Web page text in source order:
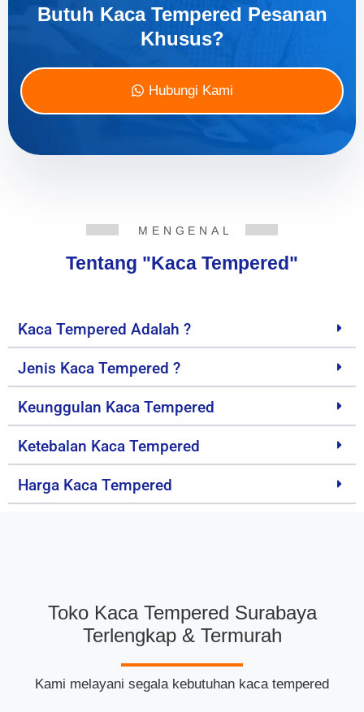
Butuh Kaca Tempered Pesanan
Khusus?
Hubungi Kami
MENGENAL
Tentang "Kaca Tempered"
Kaca Tempered Adalah ?
Jenis Kaca Tempered ?
Keunggulan Kaca Tempered
Ketebalan Kaca Tempered
Harga Kaca Tempered
Toko Kaca Tempered Surabaya
Terlengkap & Termurah
Kami melayani segala kebutuhan kaca tempered